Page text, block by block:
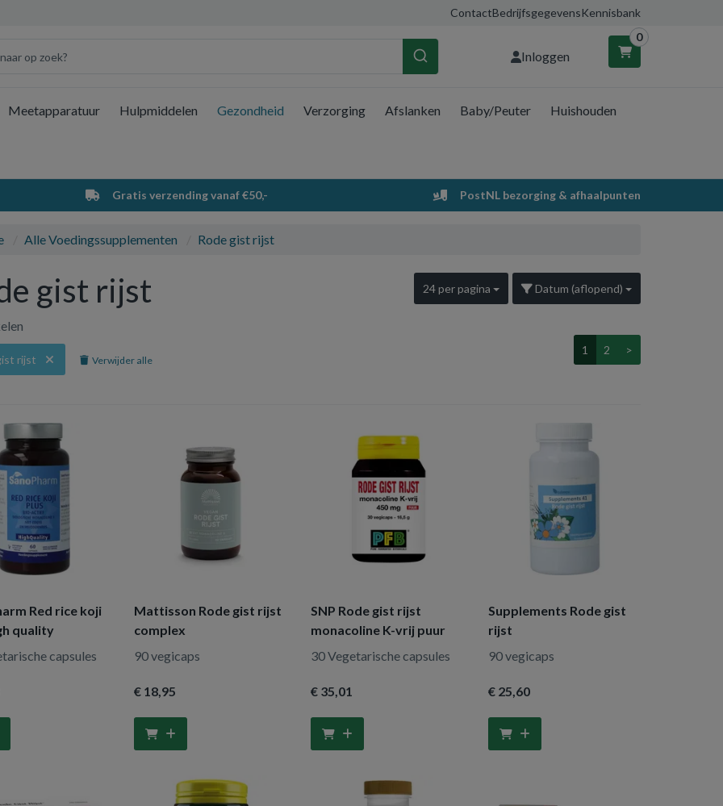
ContactBedrijfsgegevensKennisbank
Inloggen
0
Winkelwagen
Uw winkelwagen is leeg.
Vul hem met producten.
Meetapparatuur Hulpmiddelen Gezondheid Verzorging Afslanken Baby/Peuter Huishouden
Gratis verzending vanaf €50,- PostNL bezorging & afhaalpunten
Alle Voedingssupplementen Rode gist rijst
gist rijst Datum (aflopend)
24 per pagina
rijst Verwijder alle
1 2 >
Red rice koji
quality
capsules
Mattisson Rode gist rijst
complex
90 vegicaps
€ 18,95
SNP Rode gist rijst
monacoline K-vrij puur
30 Vegetarische capsules
€ 35,01
Supplements Rode gist
rijst
90 vegicaps
€ 25,60